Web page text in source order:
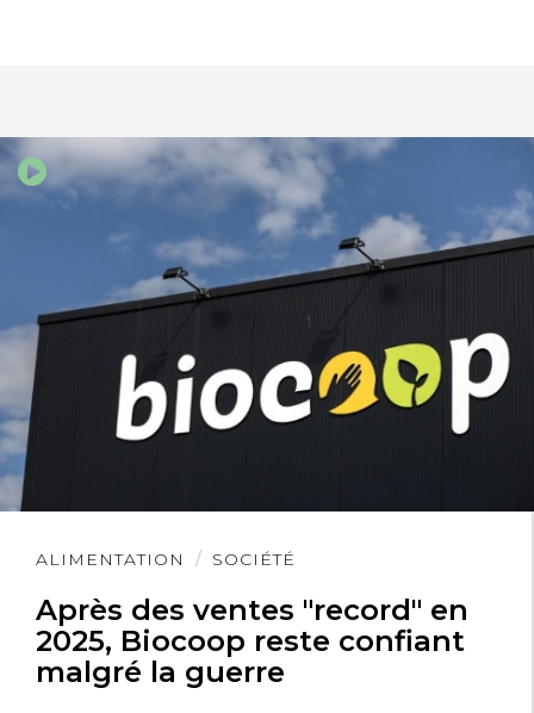
ALIMENTATION SOCIÉTÉ
Après des ventes "record" en
2025, Biocoop reste confiant
malgré la guerre
Lire